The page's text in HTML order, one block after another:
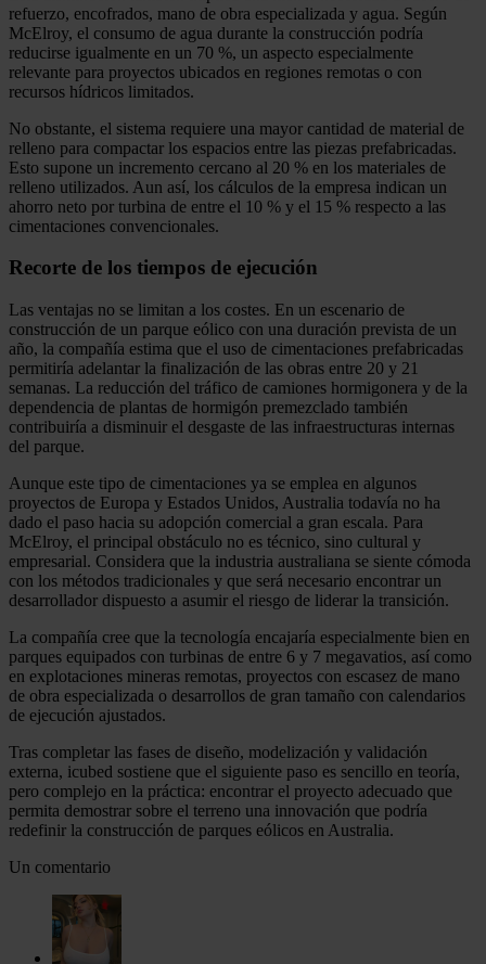
refuerzo, encofrados, mano de obra especializada y agua. Según
McElroy, el consumo de agua durante la construcción podría
reducirse igualmente en un 70 %, un aspecto especialmente
relevante para proyectos ubicados en regiones remotas o con
recursos hídricos limitados.
No obstante, el sistema requiere una mayor cantidad de material de
relleno para compactar los espacios entre las piezas prefabricadas.
Esto supone un incremento cercano al 20 % en los materiales de
relleno utilizados. Aun así, los cálculos de la empresa indican un
ahorro neto por turbina de entre el 10 % y el 15 % respecto a las
cimentaciones convencionales.
Recorte de los tiempos de ejecución
Las ventajas no se limitan a los costes. En un escenario de
construcción de un parque eólico con una duración prevista de un
año, la compañía estima que el uso de cimentaciones prefabricadas
permitiría adelantar la finalización de las obras entre 20 y 21
semanas. La reducción del tráfico de camiones hormigonera y de la
dependencia de plantas de hormigón premezclado también
contribuiría a disminuir el desgaste de las infraestructuras internas
del parque.
Aunque este tipo de cimentaciones ya se emplea en algunos
proyectos de Europa y Estados Unidos, Australia todavía no ha
dado el paso hacia su adopción comercial a gran escala. Para
McElroy, el principal obstáculo no es técnico, sino cultural y
empresarial. Considera que la industria australiana se siente cómoda
con los métodos tradicionales y que será necesario encontrar un
desarrollador dispuesto a asumir el riesgo de liderar la transición.
La compañía cree que la tecnología encajaría especialmente bien en
parques equipados con turbinas de entre 6 y 7 megavatios, así como
en explotaciones mineras remotas, proyectos con escasez de mano
de obra especializada o desarrollos de gran tamaño con calendarios
de ejecución ajustados.
Tras completar las fases de diseño, modelización y validación
externa, icubed sostiene que el siguiente paso es sencillo en teoría,
pero complejo en la práctica: encontrar el proyecto adecuado que
permita demostrar sobre el terreno una innovación que podría
redefinir la construcción de parques eólicos en Australia.
Un comentario